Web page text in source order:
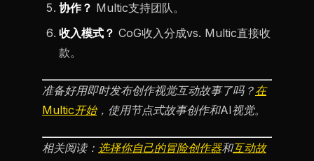
协作？ Multic支持团队。
收入模式？ CoG收入分成vs. Multic直接收
款。
准备好用即时发布创作视觉互动故事了吗？在
Multic开始，使用节点式故事创作和AI视觉。
相关阅读： 选择你自己的冒险创作器和互动故